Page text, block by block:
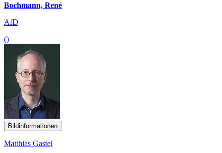
Bochmann, René
AfD
()
Bildinformationen
Matthias Gastel